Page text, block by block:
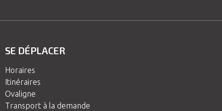
SE DÉPLACER
Horaires
Itinéraires
Ovaligne
Transport à la demande